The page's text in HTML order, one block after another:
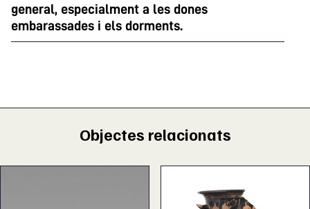
general, especialment a les dones
embarassades i els dorments.
Objectes relacionats